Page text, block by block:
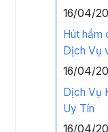
16/04/
Hút hầm
Dịch Vụ
16/04/
Dịch Vụ
Uy Tín
16/04/